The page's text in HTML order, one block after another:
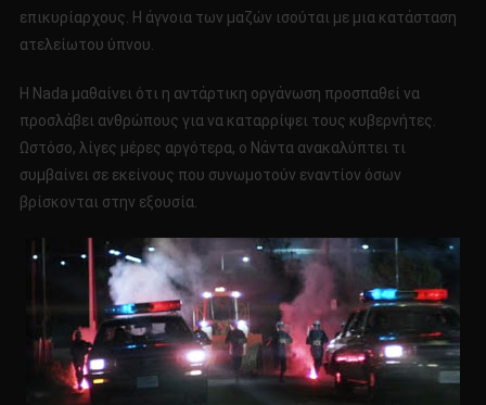
επικυρίαρχους. Η άγνοια των μαζών ισούται με μια κατάσταση
ατελείωτου ύπνου.
Η Nada μαθαίνει ότι η αντάρτικη οργάνωση προσπαθεί να
προσλάβει ανθρώπους για να καταρρίψει τους κυβερνήτες.
Ωστόσο, λίγες μέρες αργότερα, ο Νάντα ανακαλύπτει τι
συμβαίνει σε εκείνους που συνωμοτούν εναντίον όσων
βρίσκονται στην εξουσία.